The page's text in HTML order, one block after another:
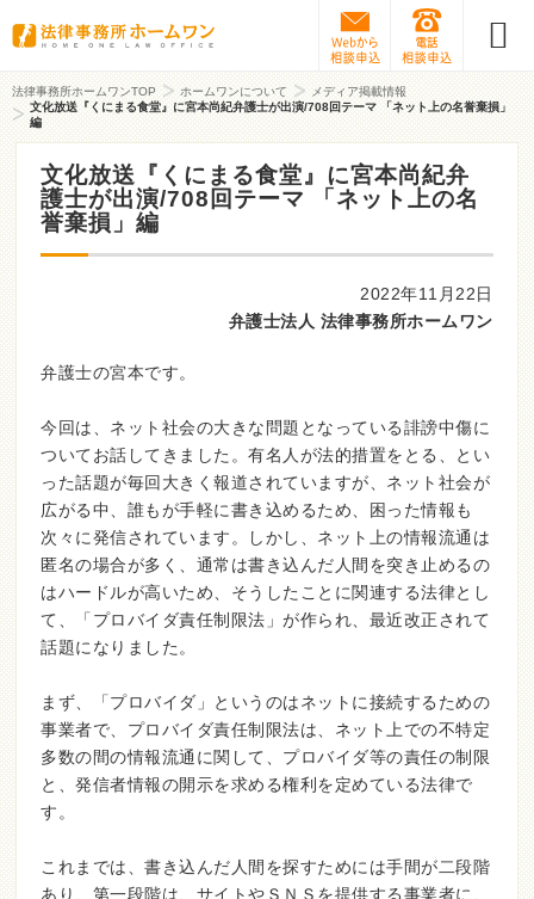
Webから相談予約
法律事務所ホームワンTOP ホームワンについて
メディア掲載情報
文化放送『くにまる食堂』に宮本尚紀弁護士が出演/708回テーマ 「ネット上の名誉棄損」
編
文化放送『くにまる食堂』に宮本尚紀弁
護士が出演/708回テーマ 「ネット上の名
誉棄損」編
2022年11月22日
弁護士法人 法律事務所ホームワン
弁護士の宮本です。
今回は、ネット社会の大きな問題となっている誹謗中傷に
ついてお話してきました。有名人が法的措置をとる、とい
った話題が毎回大きく報道されていますが、ネット社会が
広がる中、誰もが手軽に書き込めるため、困った情報も
次々に発信されています。しかし、ネット上の情報流通は
匿名の場合が多く、通常は書き込んだ人間を突き止めるの
はハードルが高いため、そうしたことに関連する法律とし
て、「プロバイダ責任制限法」が作られ、最近改正されて
話題になりました。
まず、「プロバイダ」というのはネットに接続するための
事業者で、プロバイダ責任制限法は、ネット上での不特定
多数の間の情報流通に関して、プロバイダ等の責任の制限
と、発信者情報の開示を求める権利を定めている法律で
す。
これまでは、書き込んだ人間を探すためには手間が二段階
あり、第一段階は、サイトやＳＮＳを提供する事業者に、